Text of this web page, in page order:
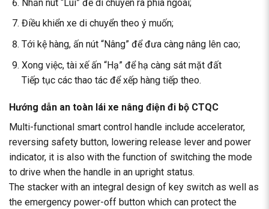
Nhấn nút “Lùi” để di chuyển ra phía ngoài;
Điều khiển xe di chuyển theo ý muốn;
Tới kệ hàng, ấn nút “Nâng” để đưa càng nâng lên cao;
Xong việc, tài xế ấn “Hạ” để hạ càng sát mặt đất
Tiếp tục các thao tác để xếp hàng tiếp theo.
Hướng dẫn an toàn lái xe nâng điện đi bộ CTQC
Multi-functional smart control handle include accelerator,
reversing safety button, lowering release lever and power
indicator, it is also with the function of switching the mode
to drive when the handle in an upright status.
The stacker with an integral design of key switch as well as
the emergency power-off button which can protect the